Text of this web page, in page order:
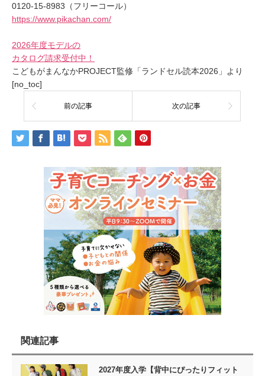
0120-15-8983（フリーコール）
https://www.pikachan.com/
2026年度モデルの
カタログ請求受付中！
こどもがまんなかPROJECT監修「ランドセル読本2026」より
[no_toc]
前の記事 次の記事
関連記事
2027年度入学【背中にぴったりフィット